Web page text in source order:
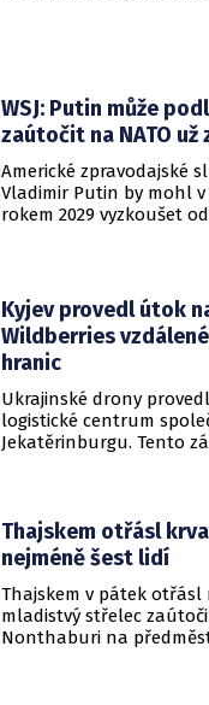
WSJ: Putin může
zaútočit na NATO
Americké zpravodajské
Vladimir Putin by mohl
rokem 2029 vyzkoušet
přicházejí v době, kdy
situaci na ukrajinské
drony způsobují
kouta.
Kyjev provedl útok
Wildberries
hranic
Ukrajinské drony
logistické centrum
Jekatěrinburgu. Tento
RWB, který řídí veškeré
Thajskem otřásl
nejméně šest lidí
Thajskem v pátek otřásl
mladistvý střelec
Nonthaburi na